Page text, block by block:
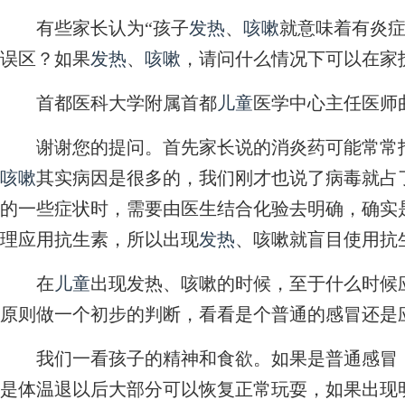
有些家长认为“孩子发热、 咳嗽就意味着有炎
误区？如果发热、 咳嗽 ，请问什么情况下可以在
首都医科大学附属首都儿童医学中心主任医师
谢谢您的提问。首先家长说的消炎药可能常常
咳嗽其实病因是很多的，我们刚才也说了病毒就
的一些症状时，需要由医生结合化验去明确，确
理应用抗生素，所以出现发热、咳嗽就盲目使用
在 儿童出现发热、咳嗽的时候，至于什么时
原则做一个初步的判断，看看是个普通的感冒还是
我们一看孩子的精神和食欲。如果是普通感冒
是体温退以后大部分可以恢复正常玩耍，如果出